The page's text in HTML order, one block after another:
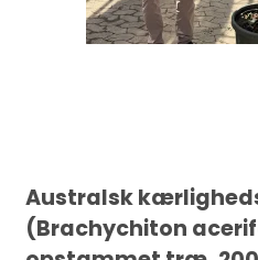
Australsk
(Brachychiton